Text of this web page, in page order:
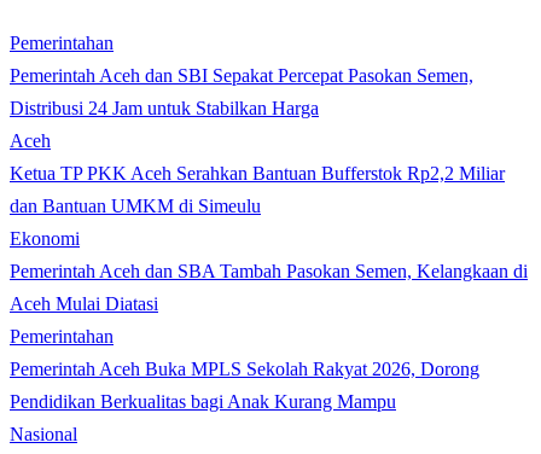
Pemerintahan
Pemerintah Aceh dan SBI Sepakat Percepat Pasokan Semen,
Distribusi 24 Jam untuk Stabilkan Harga
Aceh
Ketua TP PKK Aceh Serahkan Bantuan Bufferstok Rp2,2 Miliar
dan Bantuan UMKM di Simeulu
Ekonomi
Pemerintah Aceh dan SBA Tambah Pasokan Semen, Kelangkaan di
Aceh Mulai Diatasi
Pemerintahan
Pemerintah Aceh Buka MPLS Sekolah Rakyat 2026, Dorong
Pendidikan Berkualitas bagi Anak Kurang Mampu
Nasional